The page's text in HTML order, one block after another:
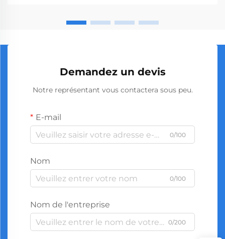
Demandez un devis
Notre représentant vous contactera sous peu.
E-mail
0/100
Nom
0/100
Nom de l'entreprise
0/200